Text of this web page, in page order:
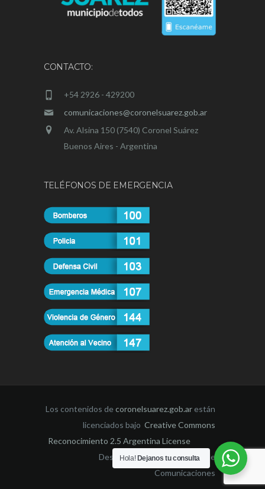
CONTACTO:
+54 2926 - 429200
comunicaciones@coronelsuarez.gob.ar
Av. Alsina 150 (7540) Coronel Suárez
Buenos Aires - Argentina
TELÉFONOS DE EMERGENCIA
Los contenidos decoronelsuarez.gob.ar están
licenciados bajo Creative Commons
Reconocimiento 2.5 Argentina License
Desarrollado por la Dirección de
Comunicaciones
Hola! Dejanos tu consulta